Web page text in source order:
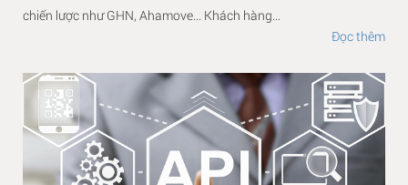
chiến lược như GHN, Ahamove... Khách hàng...
Đọc thêm